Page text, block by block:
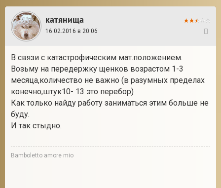
катянища
16.02.2016 в 20:06
В связи с катастрофическим мат.положением.
Возьму на передержку щенков возрастом 1-3
месяца,количество не важно (в разумных пределах
конечно,штук10- 13 это перебор)
Как только найду работу заниматься этим больше не
буду.
И так стыдно.
Bamboletto amore mio